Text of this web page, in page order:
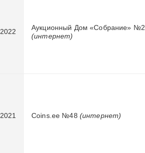
Аукционный Дом «Собрание» №2
(интернет)
Coins.ee №48 (интернет)